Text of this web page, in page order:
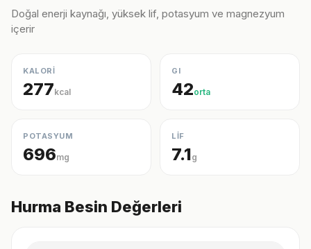
Doğal enerji kaynağı, yüksek lif, potasyum ve magnezyum
içerir
KALORİ
277kcal
GI
42orta
POTASYUM
696mg
LİF
7.1g
Hurma Besin Değerleri